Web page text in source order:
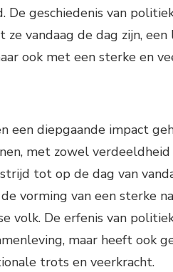
De geschiedenis van
vandaag de dag zijn,
ook met een sterke en
een diepgaande impact
met zowel
tot op de dag van
vorming van een sterke
volk. De erfenis van
maar heeft ook
trots en veerkracht.